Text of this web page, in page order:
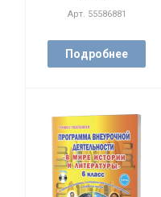
Арт. 55586881
Подробнее